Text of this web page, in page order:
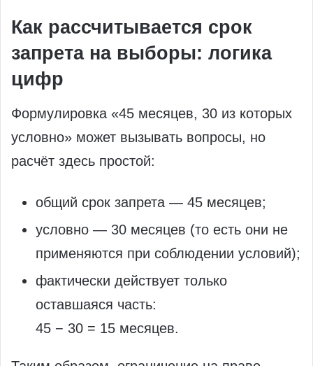
Как рассчитывается срок
запрета на выборы: логика
цифр
Формулировка «45 месяцев, 30 из которых
условно» может вызывать вопросы, но
расчёт здесь простой:
общий срок запрета — 45 месяцев;
условно — 30 месяцев (то есть они не
применяются при соблюдении условий);
фактически действует только
оставшаяся часть:
45 − 30 = 15 месяцев.